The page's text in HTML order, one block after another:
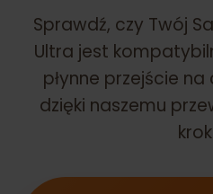
Sprawdź, czy Twój
Ultra jest
płynne przejście
dzięki naszemu